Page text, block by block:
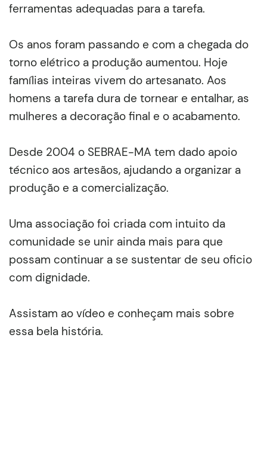
ferramentas adequadas para a tarefa.
Os anos foram passando e com a chegada do
torno elétrico a produção aumentou. Hoje
famílias inteiras vivem do artesanato. Aos
homens a tarefa dura de tornear e entalhar, as
mulheres a decoração final e o acabamento.
Desde 2004 o SEBRAE-MA tem dado apoio
técnico aos artesãos, ajudando a organizar a
produção e a comercialização.
Uma associação foi criada com intuito da
comunidade se unir ainda mais para que
possam continuar a se sustentar de seu oficio
com dignidade.
Assistam ao vídeo e conheçam mais sobre
essa bela história.